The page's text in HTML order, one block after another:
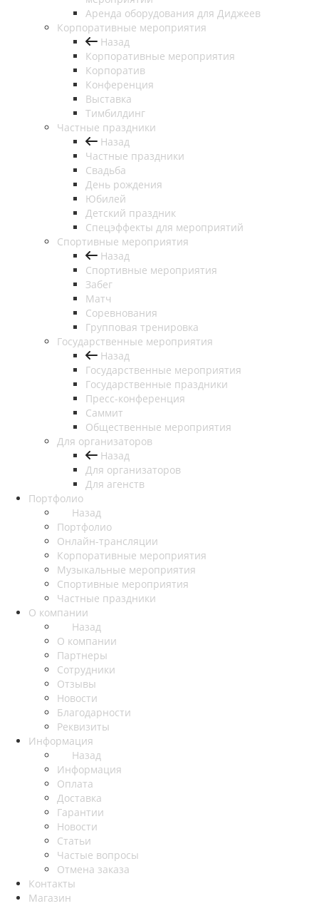
Аренда оборудования для Диджеев
Корпоративные мероприятия
Назад
Корпоративные мероприятия
Корпоратив
Конференция
Выставка
Тимбилдинг
Частные праздники
Назад
Частные праздники
Свадьба
День рождения
Юбилей
Детский праздник
Спецэффекты для мероприятий
Спортивные мероприятия
Назад
Спортивные мероприятия
Забег
Матч
Соревнования
Групповая тренировка
Государственные мероприятия
Назад
Государственные мероприятия
Государственные праздники
Пресс-конференция
Саммит
Общественные мероприятия
Для организаторов
Назад
Для организаторов
Для агенств
Портфолио
Назад
Портфолио
Онлайн-трансляции
Корпоративные мероприятия
Музыкальные мероприятия
Спортивные мероприятия
Частные праздники
О компании
Назад
О компании
Партнеры
Сотрудники
Отзывы
Новости
Благодарности
Реквизиты
Информация
Назад
Информация
Оплата
Доставка
Гарантии
Новости
Статьи
Частые вопросы
Отмена заказа
Контакты
Магазин